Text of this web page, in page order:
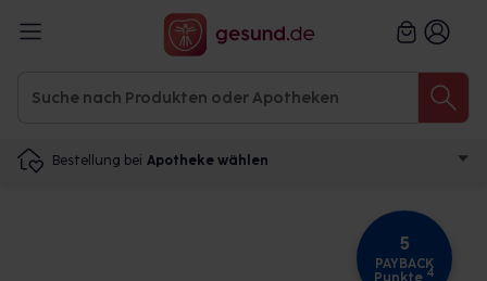
Bestellung bei Apotheke wählen
5
PAYBACK
Punkte 4